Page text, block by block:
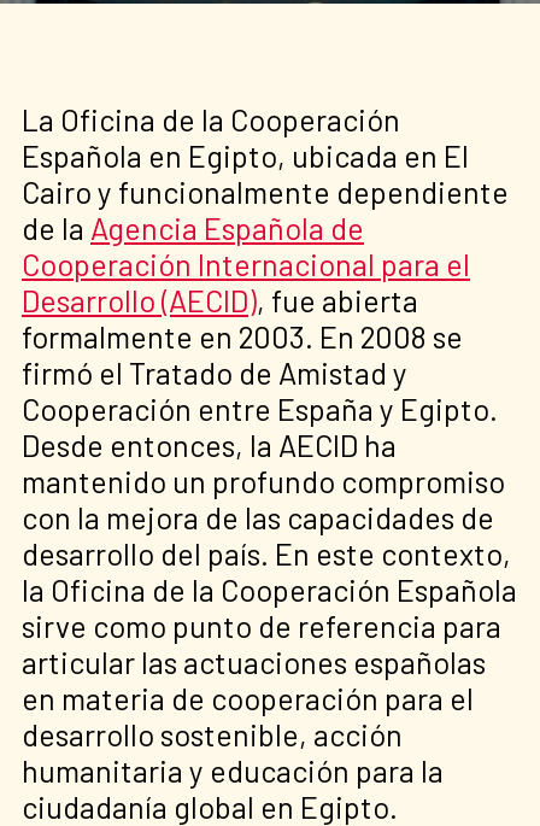
La Oficina de la Cooperación
Española en Egipto, ubicada en El
Cairo y funcionalmente dependiente
de la Agencia Española de
Cooperación Internacional para el
Desarrollo (AECID), fue abierta
formalmente en 2003. En 2008 se
firmó el Tratado de Amistad y
Cooperación entre España y Egipto.
Desde entonces, la AECID ha
mantenido un profundo compromiso
con la mejora de las capacidades de
desarrollo del país. En este contexto,
la Oficina de la Cooperación Española
sirve como punto de referencia para
articular las actuaciones españolas
en materia de cooperación para el
desarrollo sostenible, acción
humanitaria y educación para la
ciudadanía global en Egipto.